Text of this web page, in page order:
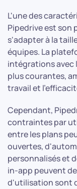
L'une des
Pipedrive est son
s'adapter à la
équipes. La
intégrations avec
plus courantes,
travail et
Cependant,
contraintes par
entre les plans
ouvertes,
personnalisés et
in-app peuvent
d'utilisation sont